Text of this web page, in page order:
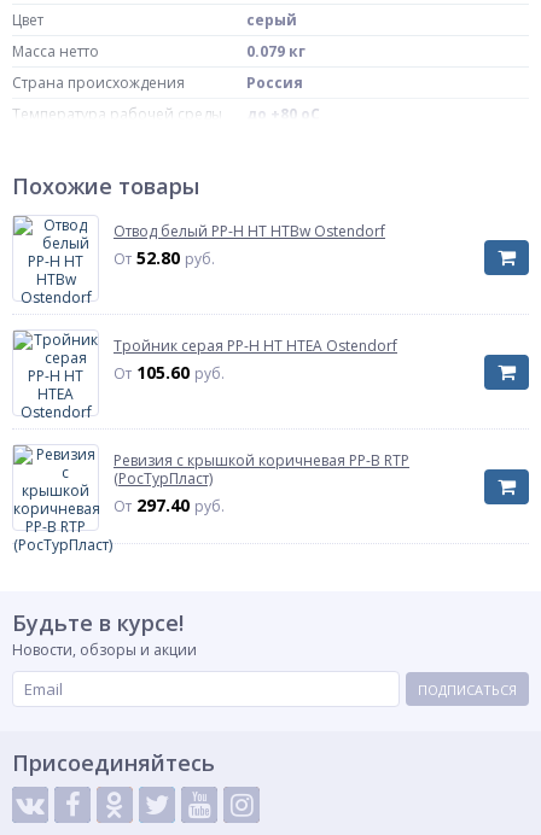
Цвет
серый
Масса нетто
0.079 кг
Страна происхождения
Россия
Температура рабочей среды
до +80 oC
Диаметр, мм
Дн 50
Угол (в градусах)
Давление
Исполнение
в/к
Артикул
Рабочая среда
Длина раструба, мм
L= 53 мм
Похожие товары
Отвод белый PP-H HT HTBw Ostendorf
От 52.80 руб.
Тройник серая PP-H HT HTEA Ostendorf
От 105.60 руб.
Ревизия с крышкой коричневая PP-B RTP
(РосТурПласт)
От 297.40 руб.
Будьте в курсе!
Новости, обзоры и акции
ПОДПИСАТЬСЯ
Присоединяйтесь